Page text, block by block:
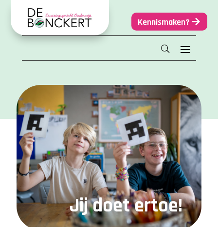
Kennismaken?
Jij doet ertoe!